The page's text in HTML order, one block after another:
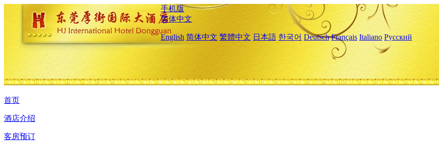
手机版
简体中文
English 简体中文 繁體中文 日本語 한국어 Deutsch Français Italiano Русский
首页
酒店介绍
客房预订